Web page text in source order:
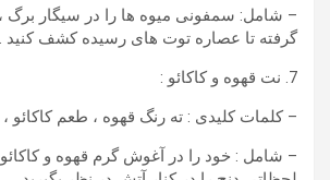
– شامل: سمفونی میوه ها را در سیگار برگ
گرفته تا عصاره توت های رسیده کشف کنید .
7. نت قهوه و کاکائو :
– کلمات کلیدی : ته رنگ قهوه ، طعم کاکائو
– شامل : خود را در آغوش گرم قهوه و